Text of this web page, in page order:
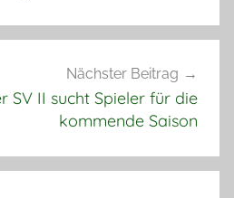
Nächster Beitrag
SV II sucht Spieler für die
kommende Saison